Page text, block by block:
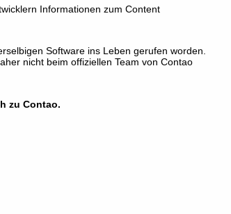
Informationen zum Content
Software ins Leben gerufen worden.
nicht beim offiziellen Team von Contao
zu Contao.